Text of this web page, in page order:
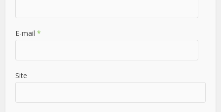
E-mail*
Site